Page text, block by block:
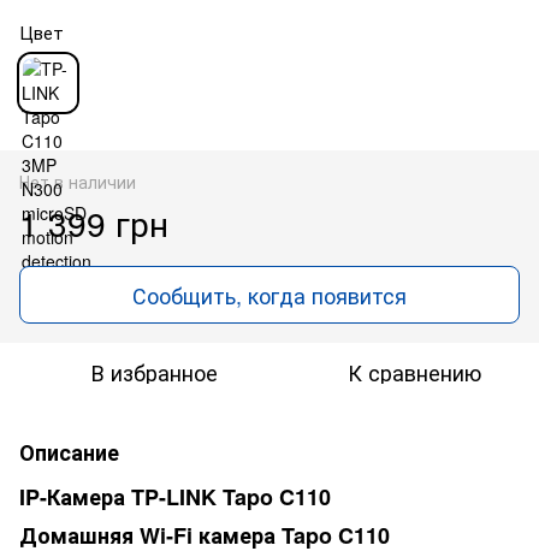
Цвет
Нет в наличии
1 399 грн
Сообщить, когда появится
В избранное К сравнению
Описание
IP-Камера TP-LINK Tapo C110
Домашняя Wi‑Fi камера Tapo C110